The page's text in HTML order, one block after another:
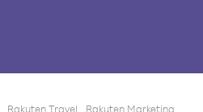
Rakuten Travel Rakuten Marketing